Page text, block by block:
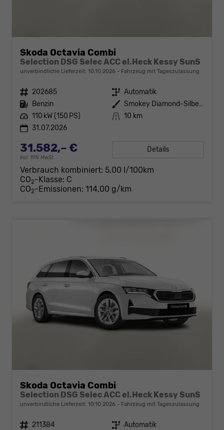
Skoda Octavia Combi
Selection DSG Selec ACC el.Heck Kessy SunS
unverbindliche Lieferzeit: 10.10.2026 Fahrzeug mit Tageszulassung
Fahrzeugnr. 202685 Getriebe Automatik
Kraftstoff Benzin Außenfarbe
Smokey Diamond-Silber Metallic
Leistung 110 kW (150 PS) Kilometerstand 10 km
31.07.2026
31.582,– €
incl. 19% MwSt.
Details
Verbrauch kombiniert: 5,00 l/100km
CO2-Klasse: C
CO2-Emissionen: 114,00 g/km
Skoda Octavia Combi
Selection DSG Selec ACC el.Heck Kessy SunS
unverbindliche Lieferzeit: 10.10.2026 Fahrzeug mit Tageszulassung
Fahrzeugnr. 211384 Getriebe Automatik